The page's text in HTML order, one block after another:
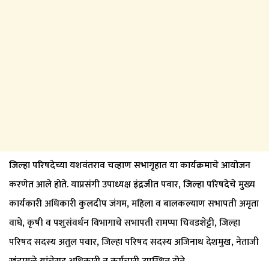
जिल्हा परिषदेच्या यशवंतराव चव्हाण सभागृहात या कार्यक्रमाचे आयोजन
करणेत आले होते. याप्रसंगी उपाध्यक्ष इंद्रजीत पवार, जिल्हा परिषदेचे मुख्य
कार्यकारी अधिकारी कुलदीप जंगम, महिला व बालकल्याण सभापती अमृता
वाघे, कृषी व पशुसंवर्धन विभागाचे सभापती रामप्पा चिवडशेट्टी, जिल्हा
परिषद सदस्य अतुल पवार, जिल्हा परिषद सदस्य अजिनाथ देशमुख, नेताजी